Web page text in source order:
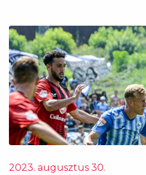
2023. augusztus 30.